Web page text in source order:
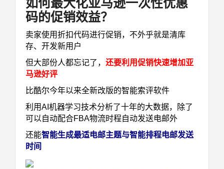
如何最大化亚马逊一次性优惠
码的促销效益？
卖家使用折扣代码进行促销，不外乎就是清库
存、开发新用户
但大部份人都忘记了， 还要利用促销快速增加亚
马逊好评
比酷尔今年以来全新改版的智能索评软件
利用AI机器学习技术分析了十年的大数据，除了
可以自动配合FBA物流时程自动发送电邮外
还能智能生成最适电邮主题与智能排程电邮发送
时间